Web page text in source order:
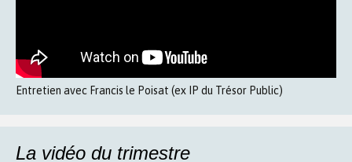
Entretien avec Francis le Poisat (ex IP du Trésor Public)
La vidéo du trimestre